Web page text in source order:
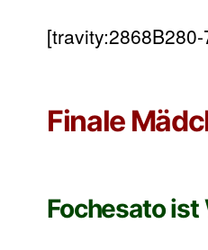
Finale
Fochesato